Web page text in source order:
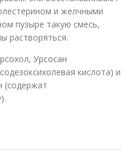
и желчными
пузыре такую смесь,
растворяться.
Урсосан
кислота) и
(содержат